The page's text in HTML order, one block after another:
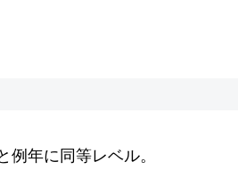
年に同等レベル。